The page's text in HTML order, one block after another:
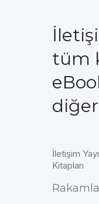
tüm
İletişim
Kitapları